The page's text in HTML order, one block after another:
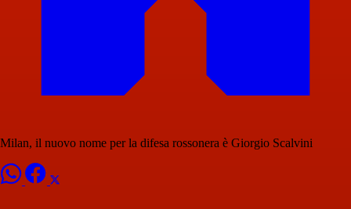
Milan, il nuovo nome per la difesa rossonera è Giorgio Scalvini